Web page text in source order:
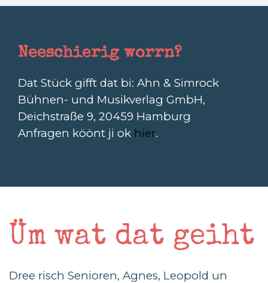
Neeschierig worrn?
Dat Stück gifft dat bi: Ahn & Simrock
Bühnen- und Musikverlag GmbH,
Deichstraße 9, 20459 Hamburg
Anfragen köönt ji ok hier.
Üm wat dat geiht
Dree risch Senioren, Agnes, Leopold un